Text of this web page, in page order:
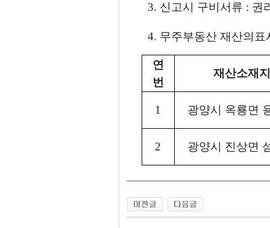
3. 신고시 구비서류 : 권
4. 무주부동산 재산의표
연
번
재산소재지
1 광양시 옥룡면
2 광양시 진상면